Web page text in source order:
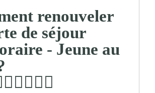
renouveler
de séjour
- Jeune au